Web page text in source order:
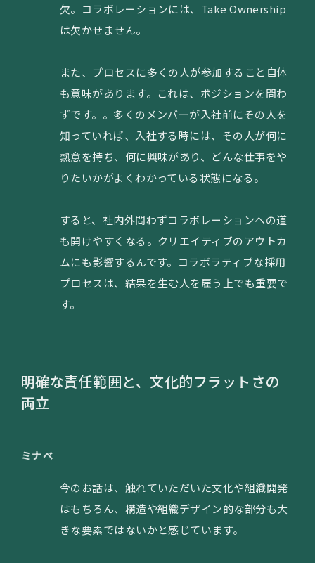
欠。コラボレーションには、Take Ownership
は欠かせません。
また、プロセスに多くの人が参加すること自体
も意味があります。これは、ポジションを問わ
ずです。。多くのメンバーが入社前にその人を
知っていれば、入社する時には、その人が何に
熱意を持ち、何に興味があり、どんな仕事をや
りたいかがよくわかっている状態になる。
すると、社内外問わずコラボレーションへの道
も開けやすくなる。クリエイティブのアウトカ
ムにも影響するんです。コラボラティブな採用
プロセスは、結果を生む人を雇う上でも重要で
す。
明確な責任範囲と、文化的フラットさの
両立
ミナベ
今のお話は、触れていただいた文化や組織開発
はもちろん、構造や組織デザイン的な部分も大
きな要素ではないかと感じています。